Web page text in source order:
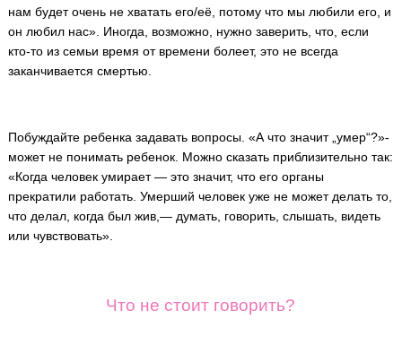
нам будет очень не хватать его/её, потому что мы любили его, и
он любил нас». Иногда, возможно, нужно заверить, что, если
кто-то из семьи время от времени болеет, это не всегда
заканчивается смертью.
Побуждайте ребенка задавать вопросы. «А что значит „умер“?»-
может не понимать ребенок. Можно сказать приблизительно так:
«Когда человек умирает — это значит, что его органы
прекратили работать. Умерший человек уже не может делать то,
что делал, когда был жив,— думать, говорить, слышать, видеть
или чувствовать».
Что не стоит говорить?